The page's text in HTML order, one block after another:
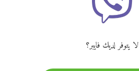
لا يتوفر لديك فايبر؟